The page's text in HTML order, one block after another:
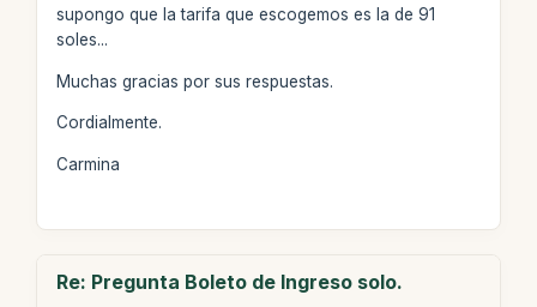
supongo que la tarifa que escogemos es la de 91
soles...
Muchas gracias por sus respuestas.
Cordialmente.
Carmina
Re: Pregunta Boleto de Ingreso solo.